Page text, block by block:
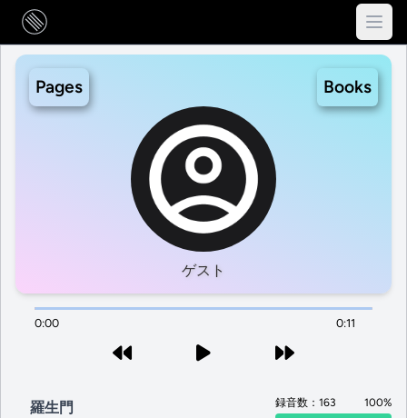
Pages Books
ゲスト
0:00 0:11
羅生門 録音数：163 100%